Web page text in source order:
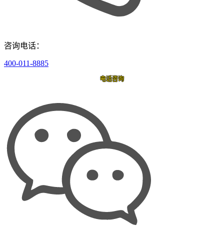
咨询电话：
400-011-8885
电话咨询